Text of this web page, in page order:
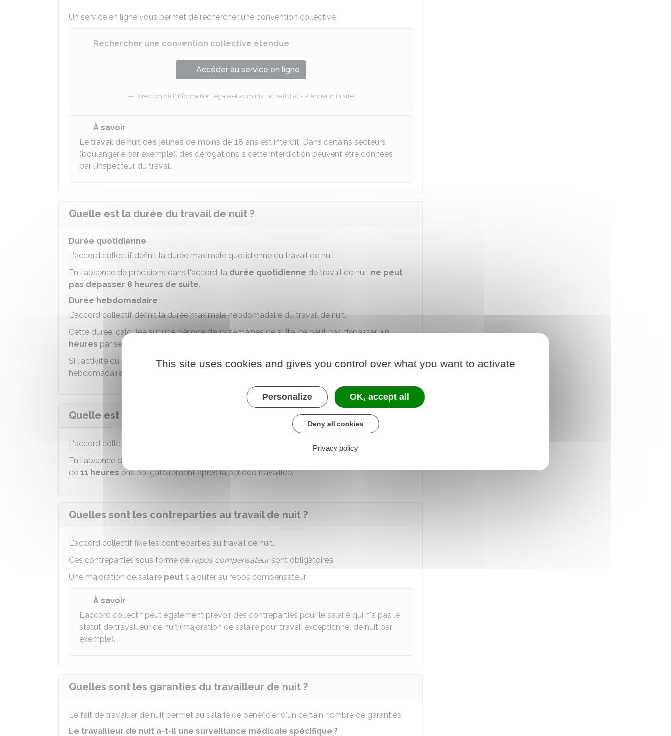
Un service en ligne vous permet de rechercher une convention collective :
Rechercher une convention collective étendue
Accéder au service en ligne
Direction de l'information légale et administrative (Dila) - Premier ministre
À savoir
Le travail de nuit des jeunes de moins de 18 ans est interdit. Dans certains secteurs
(boulangerie par exemple), des dérogations à cette interdiction peuvent être données
par l'inspecteur du travail.
Quelle est la durée du travail de nuit ?
Durée quotidienne
L'accord collectif définit la durée maximale quotidienne du travail de nuit.
En l'absence de précisions dans l'accord, la durée quotidienne de travail de nuit ne peut
pas dépasser 8 heures de suite.
Durée hebdomadaire
L'accord collectif définit la durée maximale hebdomadaire du travail de nuit.
Cette durée, calculée sur une période de 12 semaines de suite, ne peut pas dépasser40
heures par semaine en moyenne.
Si l'activité du secteur le justifie, l'accord collectif peut porter cette durée maximale
hebdomadaire à 44 heures sur 12 semaines de suite.
Quelle est la durée du repos quotidien pour un travailleur de nuit ?
L'accord collectif définit la durée du repos quotidien.
En l'absence de précisions dans l'accord, le travailleur de nuit bénéficie d'un
de 11 heures pris obligatoirement après la période travaillée.
Quelles sont les contreparties au travail de nuit ?
L'accord collectif fixe les contreparties au travail de nuit.
Ces contreparties sous forme de repos compensateursont obligatoires.
Une majoration de salaire peut s'ajouter au repos compensateur.
À savoir
L'accord collectif peut également prévoir des contreparties pour le salarié qui n'a pas le
statut de travailleur de nuit (majoration de salaire pour travail exceptionnel de nuit par
exemple).
Quelles sont les garanties du travailleur de nuit ?
Le fait de travailler de nuit permet au salarié de bénéficier d'un certain nombre de garanties.
Le travailleur de nuit a-t-il une surveillance médicale spécifique ?
This site uses cookies and gives you control over what you want to activate
Personalize OK, accept all
Deny all cookies
Privacy policy